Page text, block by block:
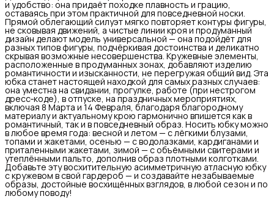
и удобство: она придаёт походке плавность и грацию,
оставаясь при этом практичной для повседневной носки.
Прямой облегающий силуэт мягко повторяет контуры фигуры,
не сковывая движений, а чистые линии кроя и продуманный
дизайн делают модель универсальной — она подойдёт для
разных типов фигуры, подчёркивая достоинства и деликатно
скрывая возможные несовершенства. Кружевные элементы,
расположенные в продуманных зонах, добавляют изделию
романтичности и изысканности, не перегружая общий вид. Эта
юбка станет настоящей находкой для самых разных случаев:
она уместна на свидании, прогулке, работе (при нестрогом
дресс‑коде), в отпуске, на праздничных мероприятиях,
включая 8 Марта и 14 Февраля, благодаря благородному
материалу и актуальному крою гармонично впишется как в
романтичный, так и в повседневный образ. Носить юбку можно
в любое время года: весной и летом — с лёгкими блузами,
топами и жакетами, осенью — с водолазками, кардиганами и
приталенными жакетами, зимой — с объёмными свитерами и
утеплёнными пальто, дополнив образ плотными колготками.
Добавьте эту восхитительную асимметричную атласную юбку
с кружевом в свой гардероб — и создавайте незабываемые
образы, достойные восхищённых взглядов, в любой сезон и по
любому поводу!